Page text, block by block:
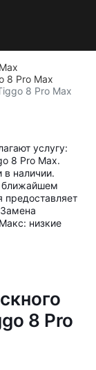
8 Pro Max
8 Pro Max
услугу:
8 Pro Max.
в наличии.
ближайшем
низкие
8 Pro